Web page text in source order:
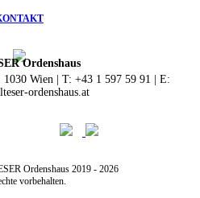
Ordenshaus
1030 Wien | T: +43 1 597 59 91 | E:
ordenshaus.at
Ordenshaus 2019 - 2026
vorbehalten.